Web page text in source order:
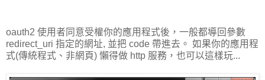
oauth2 使用者同意受權你的應用程式後，一般都導回參數
redirect_uri 指定的網址, 並把 code 帶進去。 如果你的應用程
式(傳統程式、非網頁) 懶得做 http 服務，也可以這樣玩...